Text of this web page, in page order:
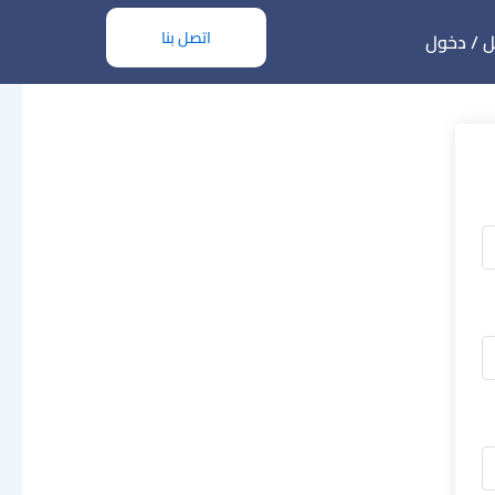
/ دخول اتصل بنا